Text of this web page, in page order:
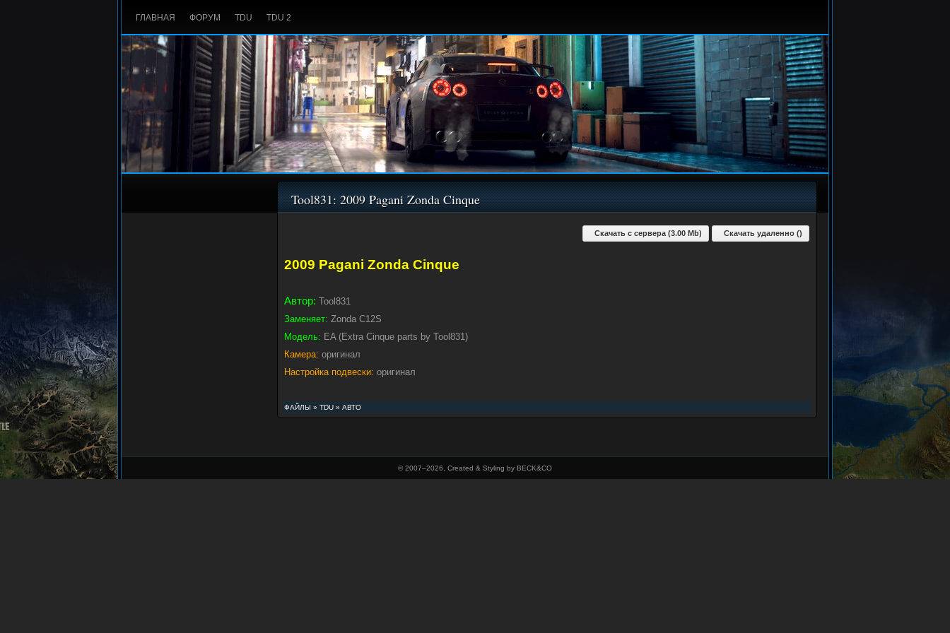
ГЛАВНАЯ ФОРУМ TDU TDU 2
Tool831: 2009 Pagani Zonda Cinque
Скачать с сервера (3.00 Mb) Скачать удаленно ()
2009 Pagani Zonda Cinque
Автор: Tool831
Заменяет: Zonda C12S
Модель: EA (Extra Cinque parts by Tool831)
Камера: оригинал
Настройка подвески: оригинал
ФАЙЛЫ » TDU » АВТО
© 2007–2026, Created & Styling by BECK&CO